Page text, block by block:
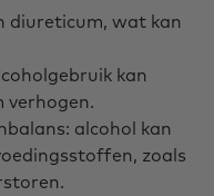
diureticum, wat kan
kan
verhogen.
alcohol kan
zoals